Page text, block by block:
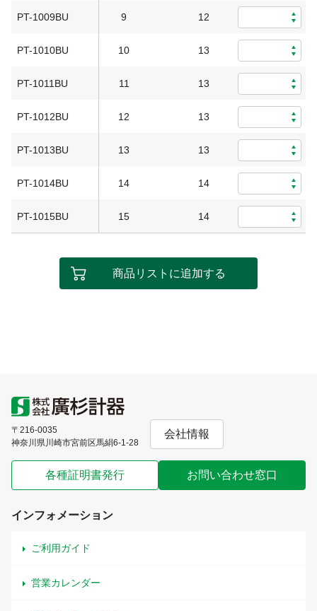
PT-1009BU 9 12
PT-1010BU 10 13
PT-1011BU 11 13
PT-1012BU 12 13
PT-1013BU 13 13
PT-1014BU 14 14
PT-1015BU 15 14
商品リストに追加する
〒216-0035
神奈川県川崎市宮前区馬絹6-1-28
会社情報
各種証明書発行 お問い合わせ窓口
インフォメーション
ご利用ガイド
営業カレンダー